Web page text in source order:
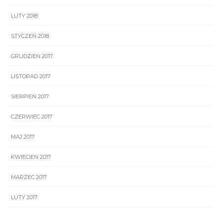
LUTY 2018
STYCZEŃ 2018
GRUDZIEŃ 2017
LISTOPAD 2017
SIERPIEŃ 2017
CZERWIEC 2017
MAJ 2017
KWIECIEŃ 2017
MARZEC 2017
LUTY 2017